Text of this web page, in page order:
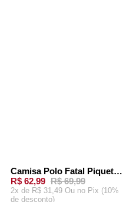
-10%Camisa Polo Fatal Piquet Preta
R$ 62,99 R$ 69,99
2x de R$ 31,49 Ou no Pix (10%
de desconto)